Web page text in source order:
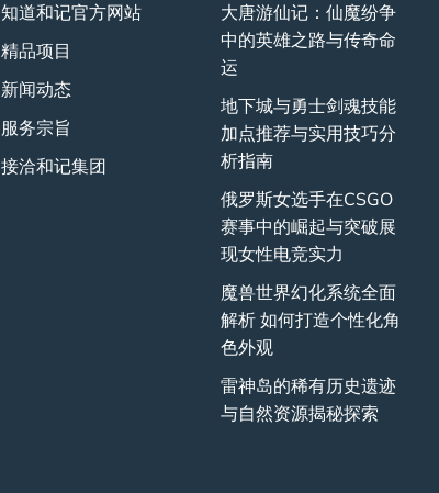
知道和记官方网站
精品项目
新闻动态
服务宗旨
接洽和记集团
大唐游仙记：仙魔纷争
中的英雄之路与传奇命
运
地下城与勇士剑魂技能
加点推荐与实用技巧分
析指南
俄罗斯女选手在CSGO
赛事中的崛起与突破展
现女性电竞实力
魔兽世界幻化系统全面
解析 如何打造个性化角
色外观
雷神岛的稀有历史遗迹
与自然资源揭秘探索